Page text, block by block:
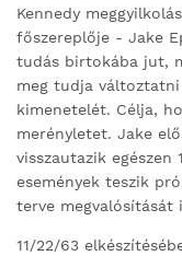
Kennedy
főszereplője - Jake
tudás birtokába jut,
meg tudja
kimenetelét. Célja,
merényletet. Jake
visszautazik
események teszik
terve megvalósítását
11/22/63